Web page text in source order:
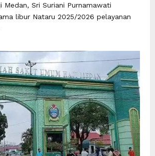
Medan, Sri Suriani Purnamawati
libur Nataru 2025/2026 pelayanan